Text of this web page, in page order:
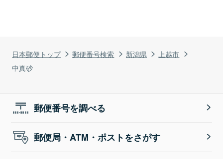
日本郵便トップ 郵便番号検索 新潟県
上越市
中真砂
郵便番号を調べる
郵便局・ATM・ポストをさがす